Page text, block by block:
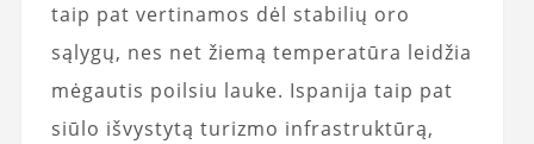
taip pat vertinamos dėl stabilių oro
sąlygų, nes net žiemą temperatūra leidžia
mėgautis poilsiu lauke. Ispanija taip pat
siūlo išvystytą turizmo infrastruktūrą,